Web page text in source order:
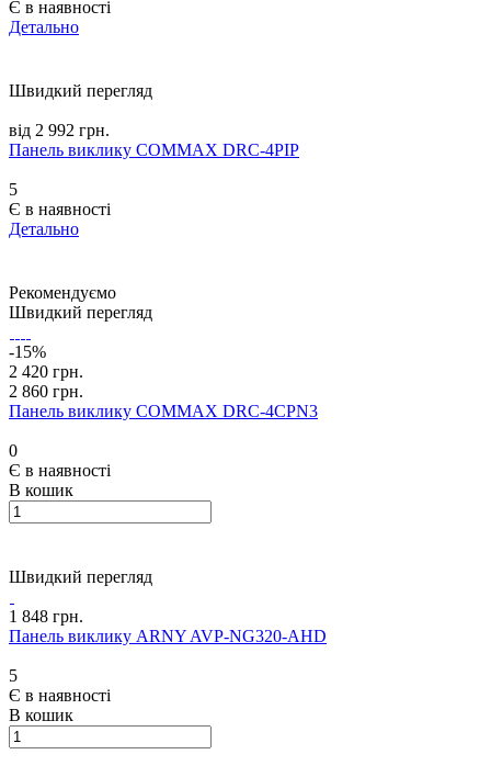
Є в наявності
Детально
Швидкий перегляд
від 2 992 грн.
Панель виклику COMMAX DRC-4PIP
5
Є в наявності
Детально
Рекомендуємо
Швидкий перегляд
-15%
2 420 грн.
2 860 грн.
Панель виклику COMMAX DRC-4CPN3
0
Є в наявності
В кошик
Швидкий перегляд
1 848 грн.
Панель виклику ARNY AVP-NG320-AHD
5
Є в наявності
В кошик